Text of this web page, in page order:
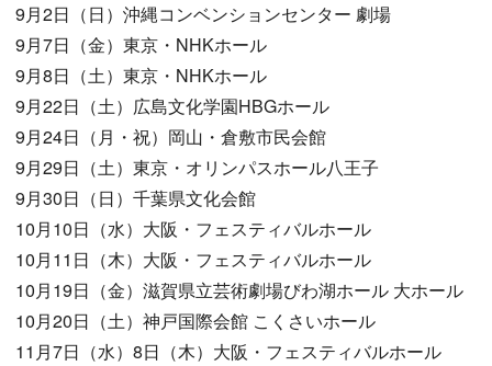
9月2日（日）沖縄コンベンションセンター 劇場
9月7日（金）東京・NHKホール
9月8日（土）東京・NHKホール
9月22日（土）広島文化学園HBGホール
9月24日（月・祝）岡山・倉敷市民会館
9月29日（土）東京・オリンパスホール八王子
9月30日（日）千葉県文化会館
10月10日（水）大阪・フェスティバルホール
10月11日（木）大阪・フェスティバルホール
10月19日（金）滋賀県立芸術劇場びわ湖ホール 大ホール
10月20日（土）神戸国際会館 こくさいホール
11月7日（水）8日（木）大阪・フェスティバルホール